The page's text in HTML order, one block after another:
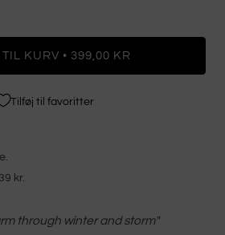
KURV • 399,00 KR
Tilføj til favoritter
kr.
through winter and storm"